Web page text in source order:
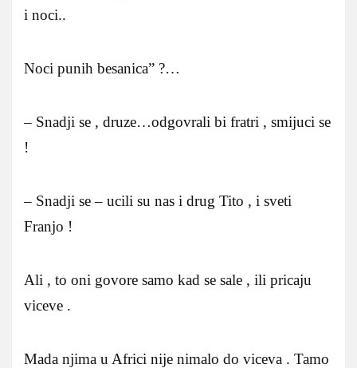
i noci..
Noci punih besanica” ?…
– Snadji se , druze…odgovrali bi fratri , smijuci se
!
– Snadji se – ucili su nas i drug Tito , i sveti
Franjo !
Ali , to oni govore samo kad se sale , ili pricaju
viceve .
Mada njima u Africi nije nimalo do viceva . Tamo